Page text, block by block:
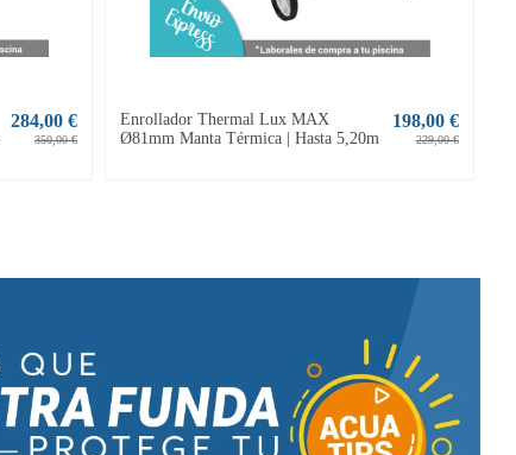
284,00 €
350,00 €
Enrollador Thermal Lux MAX
Ø81mm Manta Térmica | Hasta 5,20m
198,00 €
229,00 €